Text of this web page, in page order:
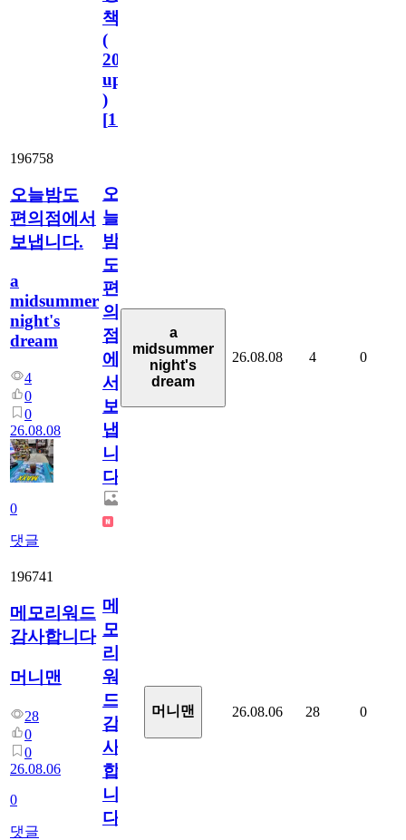
책
(
2023.11.1
update
)
[110
196758
오늘밤도
편의점에서
보냅니다.
a
midsummer
night's
dream
4
0
0
26.08.08
0
댓글
오
늘
밤
도
편
의
점
에
서
보
냅
니
다.
a
midsummer
night's
dream
26.08.08 4 0
196741
메모리워드
감사합니다
머니맨
28
0
0
26.08.06
0
댓글
메
모
리
워
드
감
사
합
니
다
머니맨 26.08.06 28 0